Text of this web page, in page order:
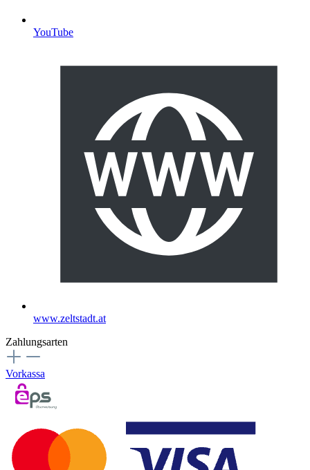
YouTube
www.zeltstadt.at
Zahlungsarten
Vorkassa